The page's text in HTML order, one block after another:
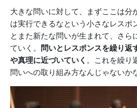
大きな問いに対して、まずここは分
は実行できるなという小さなレスポ
とまた新たな問いが生まれて、さら
ていく。
問いとレスポンスを繰り返
や真理に近づいていく 。これを繰り
問いへの取り組み方なんじゃないか